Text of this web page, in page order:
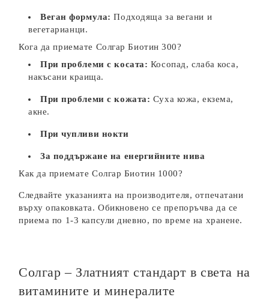
Веган формула: Подходяща за вегани и
вегетарианци.
Кога да приемате Солгар Биотин 300?
При проблеми с косата: Косопад, слаба коса,
накъсани краища.
При проблеми с кожата: Суха кожа, екзема,
акне.
При чупливи нокти
За поддържане на енергийните нива
Как да приемате Солгар Биотин 1000?
Следвайте указанията на производителя, отпечатани
върху опаковката. Обикновено се препоръчва да се
приема по 1-3 капсули дневно, по време на хранене.
Солгар – Златният стандарт в света на
витамините и минералите